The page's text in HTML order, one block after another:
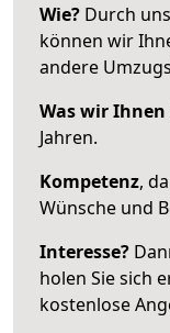
Wie? Durch
können wir
andere
Was wir Ihnen
Jahren.
Kompetenz,
Wünsche und
Interesse?
holen Sie sich
kostenlose